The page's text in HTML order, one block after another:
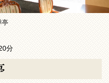
亭
分